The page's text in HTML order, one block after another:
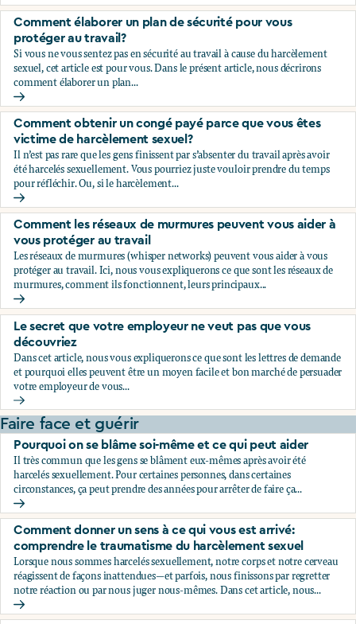
Comment élaborer un plan de sécurité pour vous
protéger au travail?
Si vous ne vous sentez pas en sécurité au travail à cause du harcèlement
sexuel, cet article est pour vous. Dans le présent article, nous décrirons
comment élaborer un plan...
Comment élaborer un plan de sécurité pour vous protéger
Comment obtenir un congé payé parce que vous êtes
victime de harcèlement sexuel?￼
Il n’est pas rare que les gens finissent par s’absenter du travail après avoir
été harcelés sexuellement. Vous pourriez juste vouloir prendre du temps
pour réfléchir. Ou, si le harcèlement...
Comment obtenir un congé payé parce que vous êtes
Comment les réseaux de murmures peuvent vous aider à
vous protéger au travail
Les réseaux de murmures (whisper networks) peuvent vous aider à vous
protéger au travail. Ici, nous vous expliquerons ce que sont les réseaux de
murmures, comment ils fonctionnent, leurs principaux...
Comment les réseaux de murmures peuvent vous aider à
Le secret que votre employeur ne veut pas que vous
découvriez
Dans cet article, nous vous expliquerons ce que sont les lettres de demande
et pourquoi elles peuvent être un moyen facile et bon marché de persuader
votre employeur de vous...
Le secret que votre employeur ne veut pas que vous
Faire face et guérir
Pourquoi on se blâme soi-même et ce qui peut aider
Il très commun que les gens se blâment eux-mêmes après avoir été
harcelés sexuellement. Pour certaines personnes, dans certaines
circonstances, ça peut prendre des années pour arrêter de faire ça...
Pourquoi on se blâme soi-même et ce qui peut aider
Comment donner un sens à ce qui vous est arrivé:
comprendre le traumatisme du harcèlement sexuel
Lorsque nous sommes harcelés sexuellement, notre corps et notre cerveau
réagissent de façons inattendues—et parfois, nous finissons par regretter
notre réaction ou par nous juger nous-mêmes. Dans cet article, nous...
Comment donner un sens à ce qui vous est arrivé: